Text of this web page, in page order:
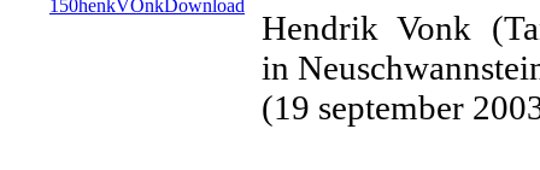
Hendrik Vonk
in
(19 september